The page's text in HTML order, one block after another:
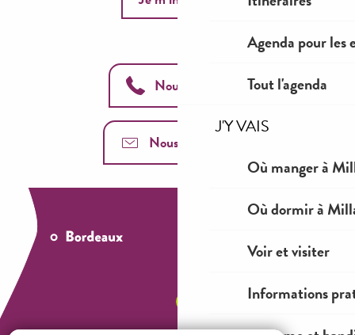
Agenda pour les
Tout l'agenda
J'Y VAIS
Où manger à
Où dormir à
Voir et visiter
Informations
Nous appeler
Nous contacter